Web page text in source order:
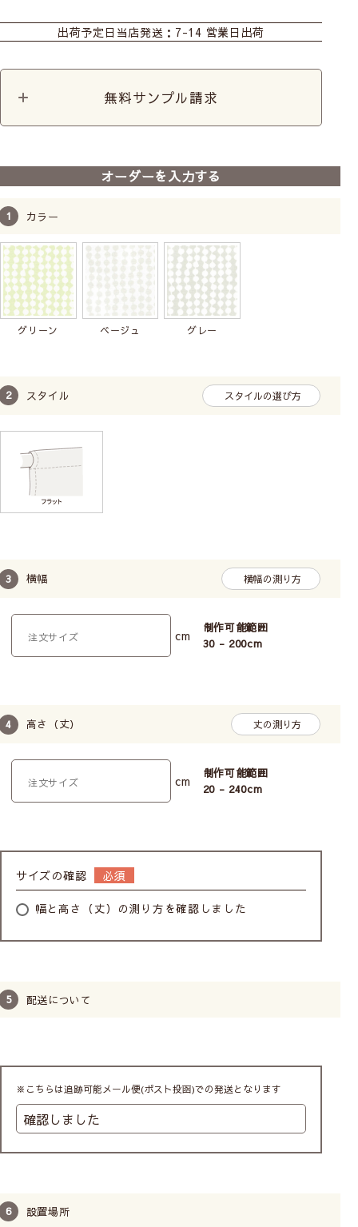
レースです
透け感あり／人の表情や人の動作がわかる
Class２
Class３
ほぼ透け感なし／わずかに人の気配を感じる
フィンランドのどの家庭でも見られるほど広く愛
出荷予定日 当店発送：7-14 営業日出荷
無料サンプル請求
オーダーを入力する
カラー
グリーン ベージュ グレー
スタイル スタイルの選び方
横幅 横幅の測り方
cm
制作可能範囲
30 - 200cm
高さ（丈） 丈の測り方
cm
制作可能範囲
20 - 240cm
サイズの確認
幅と高さ（丈）の測り方を確認しました
配送について
※こちらは追跡可能メール便(ポスト投函)での発送となります
設置場所